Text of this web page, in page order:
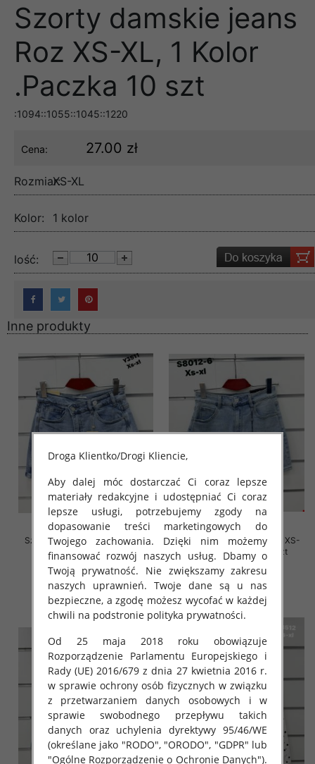
Szorty damskie jeans
Roz XS-XL, 1 Kolor
.Paczka 10 szt
:1094::1055::1045::1220
Cena: 27.00 zł
Rozmiar:XS-XL
Kolor: 1 kolor
lość:
Inne produkty
Szorty damskie jeansy Roz XS-
XL, 1 Kolor Paczka 10 szt
46.00 zł
szczegóły
Szorty damskie jeansy Roz XS-
XL, 1 Kolor Paczka 10 szt
44.00 zł
szczegóły
Droga Klientko/Drogi Kliencie,
Aby dalej móc dostarczać Ci coraz lepsze
materiały redakcyjne i udostępniać Ci coraz
lepsze usługi, potrzebujemy zgody na
dopasowanie treści marketingowych do
Twojego zachowania. Dzięki nim możemy
finansować rozwój naszych usług. Dbamy o
Twoją prywatność. Nie zwiększamy zakresu
naszych uprawnień. Twoje dane są u nas
bezpieczne, a zgodę możesz wycofać w każdej
chwili na podstronie polityka prywatności.
Od 25 maja 2018 roku obowiązuje
Rozporządzenie Parlamentu Europejskiego i
Rady (UE) 2016/679 z dnia 27 kwietnia 2016 r.
w sprawie ochrony osób fizycznych w związku
z przetwarzaniem danych osobowych i w
sprawie swobodnego przepływu takich
danych oraz uchylenia dyrektywy 95/46/WE
(określane jako "RODO", "ORODO", "GDPR" lub
"Ogólne Rozporządzenie o Ochronie Danych").